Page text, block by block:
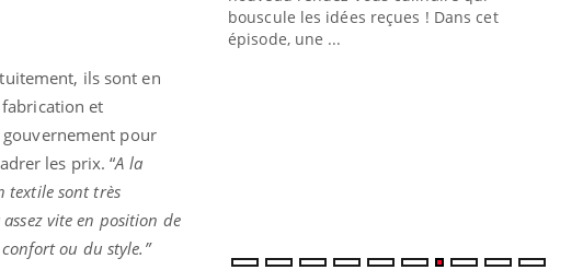
ils sont en
et
gouvernement pour
les prix. “A la
textile sont très
vite en position de
ou du style.”
...
bouscule les idées reçues ! Dans cet
épisode, une ...